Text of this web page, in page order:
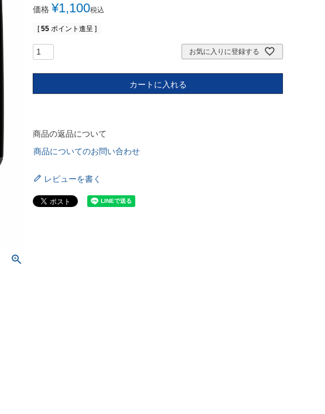
価格 ¥1,100税込
[ 55 ポイント進呈 ]
お気に入りに登録する
カートに入れる
商品の返品について
商品についてのお問い合わせ
レビューを書く